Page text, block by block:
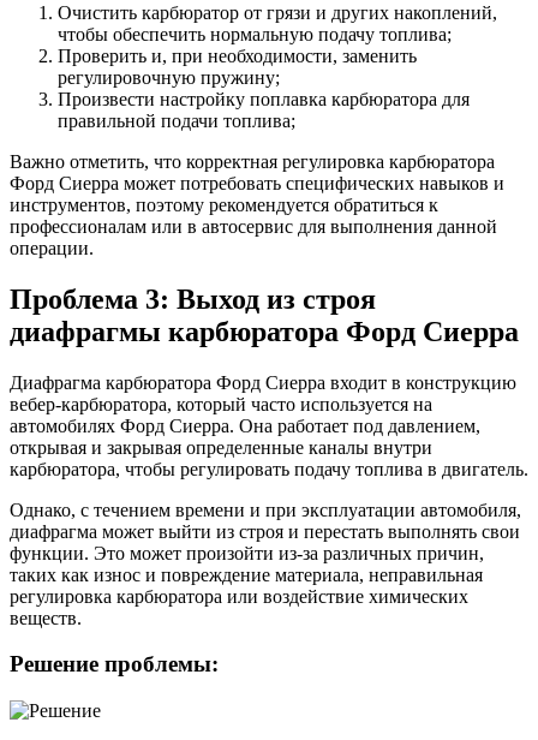
Очистить карбюратор от грязи и других накоплений,
чтобы обеспечить нормальную подачу топлива;
Проверить и, при необходимости, заменить
регулировочную пружину;
Произвести настройку поплавка карбюратора для
правильной подачи топлива;
Важно отметить, что корректная регулировка карбюратора
Форд Сиерра может потребовать специфических навыков и
инструментов, поэтому рекомендуется обратиться к
профессионалам или в автосервис для выполнения данной
операции.
Проблема 3: Выход из строя
диафрагмы карбюратора Форд Сиерра
Диафрагма карбюратора Форд Сиерра входит в конструкцию
вебер-карбюратора, который часто используется на
автомобилях Форд Сиерра. Она работает под давлением,
открывая и закрывая определенные каналы внутри
карбюратора, чтобы регулировать подачу топлива в двигатель.
Однако, с течением времени и при эксплуатации автомобиля,
диафрагма может выйти из строя и перестать выполнять свои
функции. Это может произойти из-за различных причин,
таких как износ и повреждение материала, неправильная
регулировка карбюратора или воздействие химических
веществ.
Решение проблемы: